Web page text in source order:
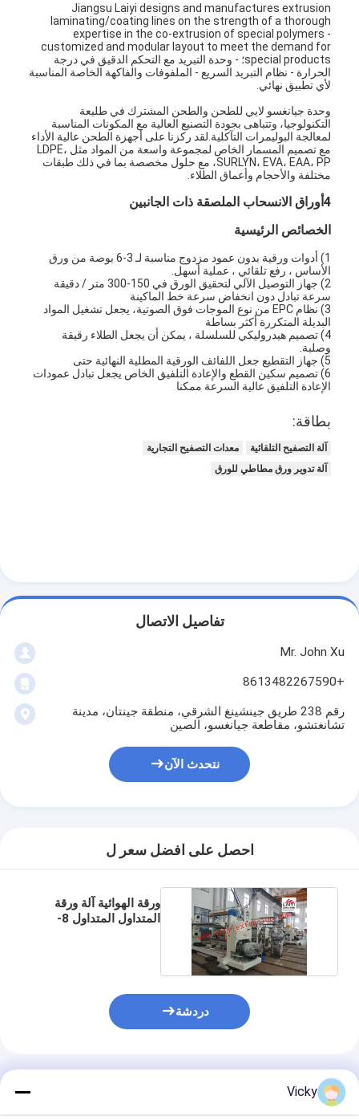
الصفحة الرئيسية
منتجات
معلومات عنا
جولة في المعمل
مراقبة الجودة
آلة طلاء التصفيح
آلة الترقق مزدوجة الوجهين
تذوب آلة النسيج المنفوخ
Jiangsu Laiyi designs and manufactures extrusion
laminating/coating lines on the strength of a thorough
expertise in the co-extrusion of special polymers -
customized and modular layout to meet the demand for
special products؛ - وحدة التبريد مع التحكم الدقيق في درجة
الحرارة - نظام التبريد السريع - الملفوفات والفاكهة الخاصة المناسبة
لأي تطبيق نهائي.
وحدة جيانغسو لايي للطحن والطحن المشترك في طليعة
التكنولوجيا، وتتباهى بجودة التصنيع العالية مع المكونات المناسبة
لمعالجة البوليمرات التآكلية.لقد ركزنا على أجهزة الطحن عالية الأداء
مع تصميم المسمار الخاص لمجموعة واسعة من المواد مثل LDPE،
SURLYN، EVA، EAA، PP، مع حلول مخصصة بما في ذلك طبقات
مختلفة والأحجام وأعماق الطلاء.
4أوراق الانسحاب الملصقة ذات الجانبين
الخصائص الرئيسية
1) أدوات ورقية بدون عمود مزدوج مناسبة لـ 3-6 بوصة من ورق
الأساس ، رفع تلقائي ، عملية أسهل.
2) جهاز التوصيل الآلي لتحقيق الورق في 150-300 متر / دقيقة
سرعة تبادل دون انخفاض سرعة خط الماكينة
3) نظام EPC من نوع الموجات فوق الصوتية، يجعل تشغيل المواد
البديلة المتكررة أكثر بساطة
4) تصميم هيدروليكي للسلسلة ، يمكن أن يجعل الطلاء رقيقة
وصلبة.
5) جهاز التقطيع جعل اللفائف الورقية المطلية النهائية حتى
6) تصميم سكين القطع والإعادة التلفيق الخاص يجعل تبادل عمودات
الإعادة التلفيق عالية السرعة ممكنا
بطاقة:
آلة التصفيح التلقائية
معدات التصفيح التجارية
آلة تدوير ورق مطاطي للورق
تفاصيل الاتصال
Mr. John Xu
+8613482267590
رقم 238 طريق جينشينغ الشرقي، منطقة جينتان، مدينة
تشانغتشو، مقاطعة جيانغسو، الصين
نتحدث الآن
احصل على افضل سعر ل
ورقة الهوائية آلة ورقة
المتداول المتداول 8-
دردشة
المنتجات الموصى بها
Vicky